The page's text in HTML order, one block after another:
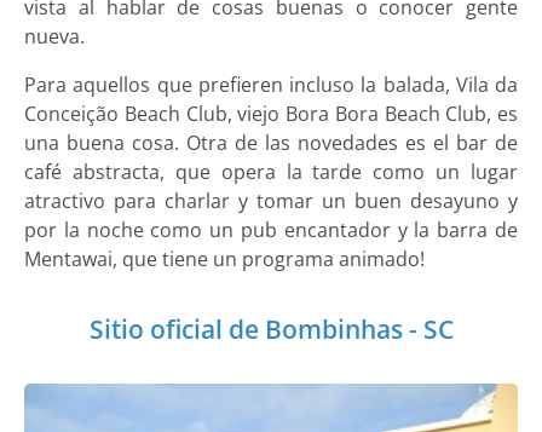
vista al hablar de cosas buenas o conocer gente
nueva.
Para aquellos que prefieren incluso la balada, Vila da
Conceição Beach Club, viejo Bora Bora Beach Club, es
una buena cosa. Otra de las novedades es el bar de
café abstracta, que opera la tarde como un lugar
atractivo para charlar y tomar un buen desayuno y
por la noche como un pub encantador y la barra de
Mentawai, que tiene un programa animado!
Sitio oficial de Bombinhas - SC